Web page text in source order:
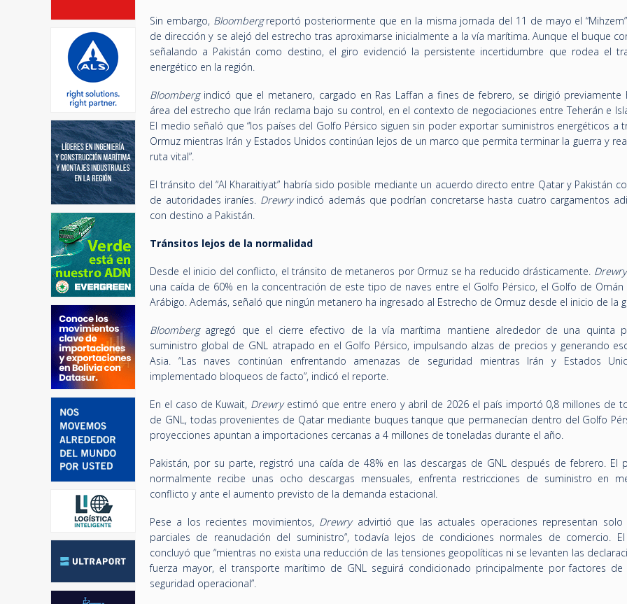
Sin embargo, Bloombergreportó posteriormente que en la misma jornada del 11 de mayo el
de dirección y se alejó del estrecho tras aproximarse inicialmente a la vía marítima. Aunque el buque
señalando a Pakistán como destino, el giro evidenció la persistente incertidumbre que rodea el
energético en la región.
Bloombergindicó que el metanero, cargado en Ras Laffan a fines de febrero, se dirigió previamente
área del estrecho que Irán reclama bajo su control, en el contexto de negociaciones entre Teherán e
El medio señaló que “los países del Golfo Pérsico siguen sin poder exportar suministros energéticos a
Ormuz mientras Irán y Estados Unidos continúan lejos de un marco que permita terminar la guerra y
ruta vital”.
El tránsito del “Al Kharaitiyat” habría sido posible mediante un acuerdo directo entre Qatar y Pakistán
de autoridades iraníes. Drewry indicó además que podrían concretarse hasta cuatro cargamentos
con destino a Pakistán.
Tránsitos lejos de la normalidad
Desde el inicio del conflicto, el tránsito de metaneros por Ormuz se ha reducido drásticamente.
una caída de 60% en la concentración de este tipo de naves entre el Golfo Pérsico, el Golfo de
Arábigo. Además, señaló que ningún metanero ha ingresado al Estrecho de Ormuz desde el inicio de la
Bloomberg agregó que el cierre efectivo de la vía marítima mantiene alrededor de una quinta
suministro global de GNL atrapado en el Golfo Pérsico, impulsando alzas de precios y generando
Asia. “Las naves continúan enfrentando amenazas de seguridad mientras Irán y Estados
implementado bloqueos de facto”, indicó el reporte.
En el caso de Kuwait, Drewryestimó que entre enero y abril de 2026 el país importó 0,8 millones de
de GNL, todas provenientes de Qatar mediante buques tanque que permanecían dentro del Golfo
proyecciones apuntan a importaciones cercanas a 4 millones de toneladas durante el año.
Pakistán, por su parte, registró una caída de 48% en las descargas de GNL después de febrero. El
normalmente recibe unas ocho descargas mensuales, enfrenta restricciones de suministro en
conflicto y ante el aumento previsto de la demanda estacional.
Pese a los recientes movimientos, Drewry advirtió que las actuales operaciones representan solo
parciales de reanudación del suministro”, todavía lejos de condiciones normales de comercio.
concluyó que “mientras no exista una reducción de las tensiones geopolíticas ni se levanten las
fuerza mayor, el transporte marítimo de GNL seguirá condicionado principalmente por factores de
seguridad operacional”.